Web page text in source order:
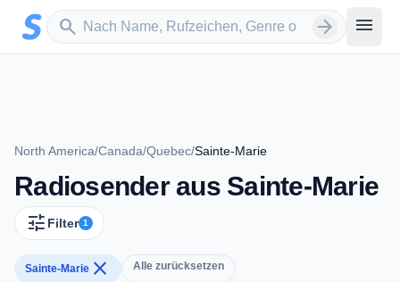
Zum Hauptinhalt springen
search
Sender suchen arrow_forward menu
North America/Canada/Quebec/Sainte-Marie
Radiosender aus Sainte-Marie
tune Filter 1
Sainte-Marie close Alle zurücksetzen